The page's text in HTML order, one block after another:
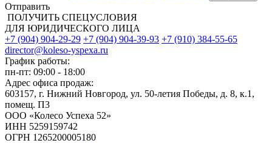
Отправить
ПОЛУЧИТЬ СПЕЦУСЛОВИЯ
ДЛЯ ЮРИДИЧЕСКОГО ЛИЦА
+7 (904) 904-29-29 +7 (904) 904-39-93 +7 (910) 384-55-65
director@koleso-yspexa.ru
График работы:
пн-пт: 09:00 - 18:00
Адрес офиса продаж:
603157, г. Нижний Новгород, ул. 50-летия Победы, д. 8, к.1,
помещ. П3
ООО «Колесо Успеха 52»
ИНН 5259159742
ОГРН 1265200005180